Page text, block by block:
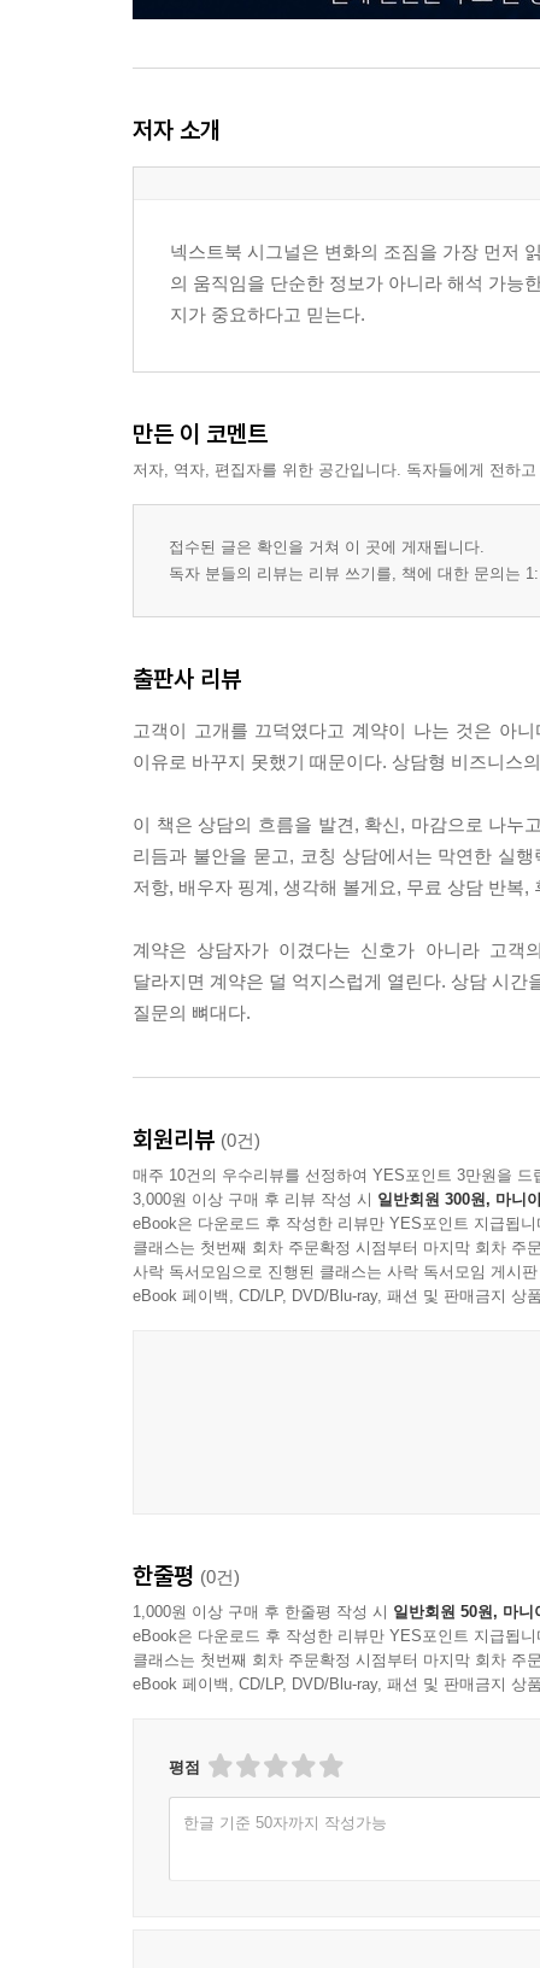
저자 소개
넥스트북 시그널은 변화의 조짐을 가장 먼저
의 움직임을 단순한 정보가 아니라 해석 가능
지가 중요하다고 믿는다.
만든 이 코멘트
저자, 역자, 편집자를 위한 공간입니다. 독자들에게 전하
접수된 글은 확인을 거쳐 이 곳에 게재됩니다.
독자 분들의 리뷰는 리뷰 쓰기를, 책에 대한 문의는
출판사 리뷰
고객이 고개를 끄덕였다고 계약이 나는 것은 아
이유로 바꾸지 못했기 때문이다. 상담형 비즈니스
이 책은 상담의 흐름을 발견, 확신, 마감으로 나누
리듬과 불안을 묻고, 코칭 상담에서는 막연한 실
저항, 배우자 핑계, 생각해 볼게요, 무료 상담 반복
계약은 상담자가 이겼다는 신호가 아니라 고객
달라지면 계약은 덜 억지스럽게 열린다. 상담 시
질문의 뼈대다.
회원리뷰 (0건)
매주 10건의 우수리뷰를 선정하여 YES포인트 3만원을 드
3,000원 이상 구매 후 리뷰 작성 시 일반회원 300원, 마니
eBook은 다운로드 후 작성한 리뷰만 YES포인트 지급됩니
클래스는 첫번째 회차 주문확정 시점부터 마지막 회차 주
사락 독서모임으로 진행된 클래스는 사락 독서모임 게시
eBook 페이백, CD/LP, DVD/Blu-ray, 패션 및 판매금지 상
한줄평 (0건)
1,000원 이상 구매 후 한줄평 작성 시 일반회원 50원, 마니
eBook은 다운로드 후 작성한 리뷰만 YES포인트 지급됩니
클래스는 첫번째 회차 주문확정 시점부터 마지막 회차 주
eBook 페이백, CD/LP, DVD/Blu-ray, 패션 및 판매금지 상
평점
한글 기준 50자까지 작성가능